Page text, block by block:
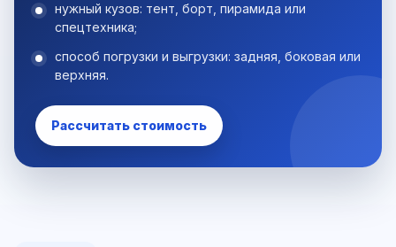
нужный кузов: тент, борт, пирамида или
спецтехника;
способ погрузки и выгрузки: задняя, боковая или
верхняя.
Рассчитать стоимость